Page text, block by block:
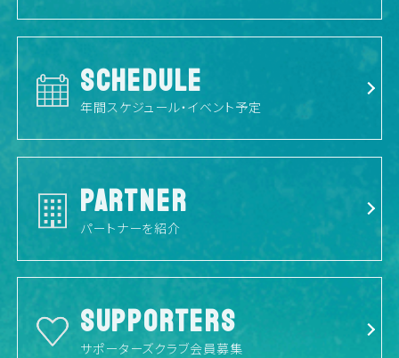
SCHEDULE
年間スケジュール・イベント予定
PARTNER
パートナーを紹介
SUPPORTERS
サポーターズクラブ会員募集